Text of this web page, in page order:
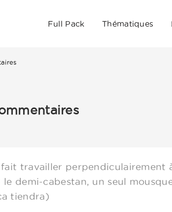
Full Pack Thématiques
travailler perpendiculairement
demi-cabestan, un seul
tiendra)